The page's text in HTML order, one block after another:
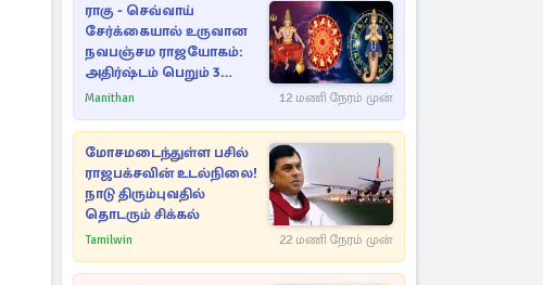
ராகு - செவ்வாய்
சேர்க்கையால் உருவான
நவபஞ்சம ராஜயோகம்:
அதிர்ஷ்டம் பெறும் 3
ராசிகள்!
Manithan 12 மணி நேரம் முன்
மோசமடைந்துள்ள பசில்
ராஜபக்சவின் உடல்நிலை!
நாடு திரும்புவதில்
தொடரும் சிக்கல்
Tamilwin 22 மணி நேரம் முன்